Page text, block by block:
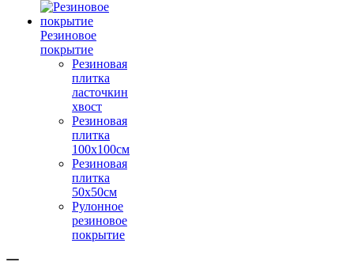
Резиновое
покрытие
Резиновая
плитка
ласточкин
хвост
Резиновая
плитка
100х100см
Резиновая
плитка
50х50см
Рулонное
резиновое
покрытие